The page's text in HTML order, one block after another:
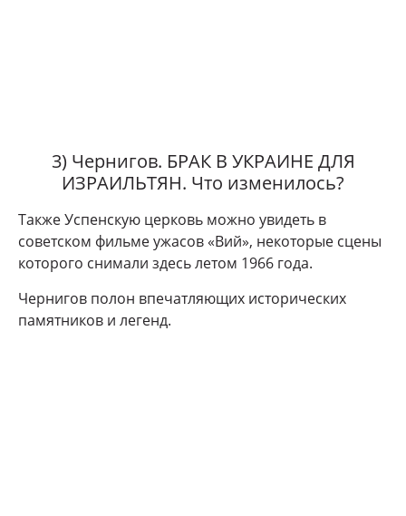
3) Чернигов. БРАК В УКРАИНЕ ДЛЯ
ИЗРАИЛЬТЯН. Что изменилось?
Также Успенскую церковь можно увидеть в
советском фильме ужасов «Вий», некоторые сцены
которого снимали здесь летом 1966 года.
Чернигов полон впечатляющих исторических
памятников и легенд.